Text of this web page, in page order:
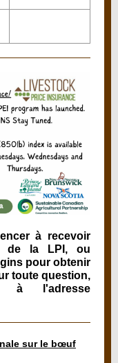
à recevoir
de la LPI, ou
pour obtenir
toute question,
à l'adresse
sur le bœuf